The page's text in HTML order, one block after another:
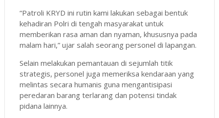
“Patroli KRYD ini rutin kami lakukan sebagai bentuk
kehadiran Polri di tengah masyarakat untuk
memberikan rasa aman dan nyaman, khususnya pada
malam hari,” ujar salah seorang personel di lapangan.
Selain melakukan pemantauan di sejumlah titik
strategis, personel juga memeriksa kendaraan yang
melintas secara humanis guna mengantisipasi
peredaran barang terlarang dan potensi tindak
pidana lainnya.